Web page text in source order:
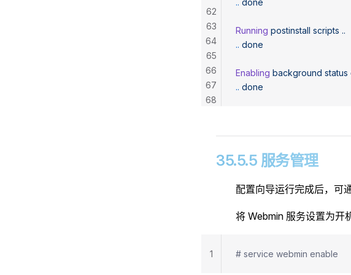
Running postinstall scripts ..
.. done
Enabling background status
.. done
62
63
64
65
66
67
68
35.5.5 服务管理
配置向导运行完成后，可
将 Webmin 服务设置为开
# service webmin enable
1